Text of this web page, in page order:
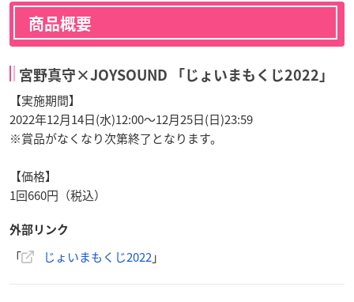
商品概要
宮野真守×JOYSOUND 「じょいまもくじ2022」
【実施期間】
2022年12月14日(水)12:00～12月25日(日)23:59
※賞品がなくなり次第終了となります。
【価格】
1回660円（税込）
外部リンク
「 じょいまもくじ2022」